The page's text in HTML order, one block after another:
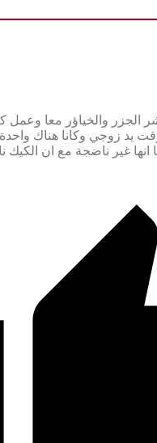
والخياؤر معا وعمل
يد زوجي وكانا هناك واحدة
انها غير ناضجة مع ان الكيك